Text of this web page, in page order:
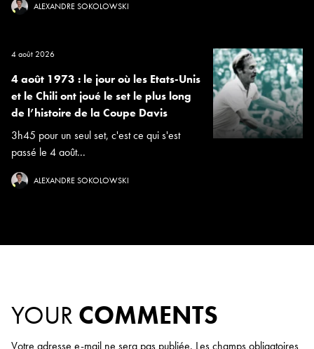
ALEXANDRE SOKOLOWSKI
4 août 2026
4 août 1973 : le jour où les Etats-Unis
et le Chili ont joué le set le plus long
de l’histoire de la Coupe Davis
3h45 pour un seul set, c'est ce qui s'est
passé le 4 août...
ALEXANDRE SOKOLOWSKI
YOUR COMMENTS
Votre adresse e-mail ne sera pas publiée. Les champs obligatoires